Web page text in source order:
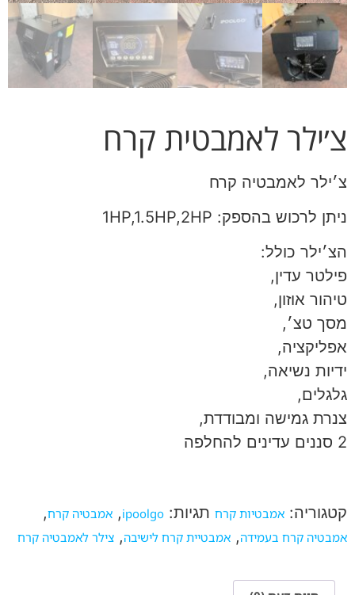
צ׳ילר לאמבטית קרח
צ׳ילר לאמבטיה קרח
ניתן לרכוש בהספק: 1HP,1.5HP,2HP
הצ׳ילר כולל:
פילטר עדין,
טיהור אוזון,
מסך טצ׳,
אפליקציה,
ידיות נשיאה,
גלגלים,
צנרת גמישה ומבודדת,
2 סננים עדינים להחלפה
קטגוריה: אמבטיות קרח תגיות: ipoolgo
, אמבטיה קרח,
אמבטיה קרח בעמידה, אמבטיית קרח לישיבה, צילר לאמבטיה קרח